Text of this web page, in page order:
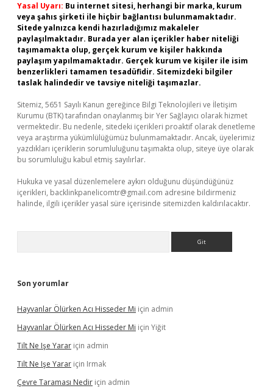
Yasal Uyarı: Bu internet sitesi, herhangi bir marka, kurum
veya şahıs şirketi ile hiçbir bağlantısı bulunmamaktadır.
Sitede yalnızca kendi hazırladığımız makaleler
paylaşılmaktadır. Burada yer alan içerikler haber niteliği
taşımamakta olup, gerçek kurum ve kişiler hakkında
paylaşım yapılmamaktadır. Gerçek kurum ve kişiler ile isim
benzerlikleri tamamen tesadüfidir. Sitemizdeki bilgiler
taslak halindedir ve tavsiye niteliği taşımazlar.
Sitemiz, 5651 Sayılı Kanun gereğince Bilgi Teknolojileri ve İletişim
Kurumu (BTK) tarafından onaylanmış bir Yer Sağlayıcı olarak hizmet
vermektedir. Bu nedenle, sitedeki içerikleri proaktif olarak denetleme
veya araştırma yükümlülüğümüz bulunmamaktadır. Ancak, üyelerimiz
yazdıkları içeriklerin sorumluluğunu taşımakta olup, siteye üye olarak
bu sorumluluğu kabul etmiş sayılırlar.
Hukuka ve yasal düzenlemelere aykırı olduğunu düşündüğünüz
içerikleri, backlinkpanelicomtr@gmail.com adresine bildirmeniz
halinde, ilgili içerikler yasal süre içerisinde sitemizden kaldırılacaktır.
Son yorumlar
Hayvanlar Ölürken Acı Hisseder Mi için admin
Hayvanlar Ölürken Acı Hisseder Mi için Yiğit
Tilt Ne Işe Yarar için admin
Tilt Ne Işe Yarar için Irmak
Çevre Taraması Nedir için admin